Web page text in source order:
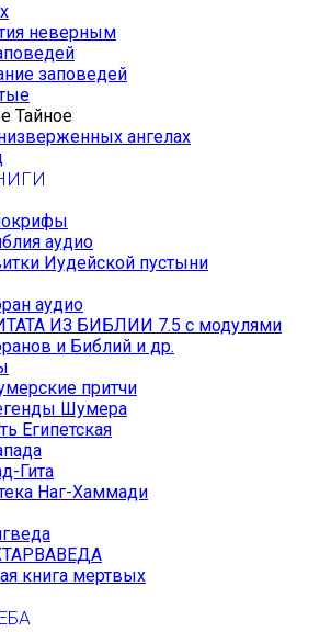
неверным
заповедей
Тайное
ангелах
аудио
Иудейской пустыни
аудио
ИЗ БИБЛИИ 7.5 с модулями
и Библий и др.
притчи
Шумера
Египетская
Гита
Наг-Хаммади
книга мертвых